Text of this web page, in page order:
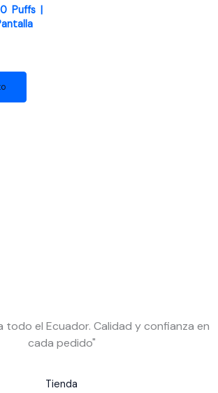
Puffs |
todo el Ecuador. Calidad y confianza en
cada pedido"
Tienda